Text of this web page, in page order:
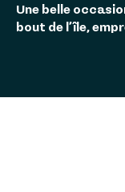
Une belle
bout de l’île,